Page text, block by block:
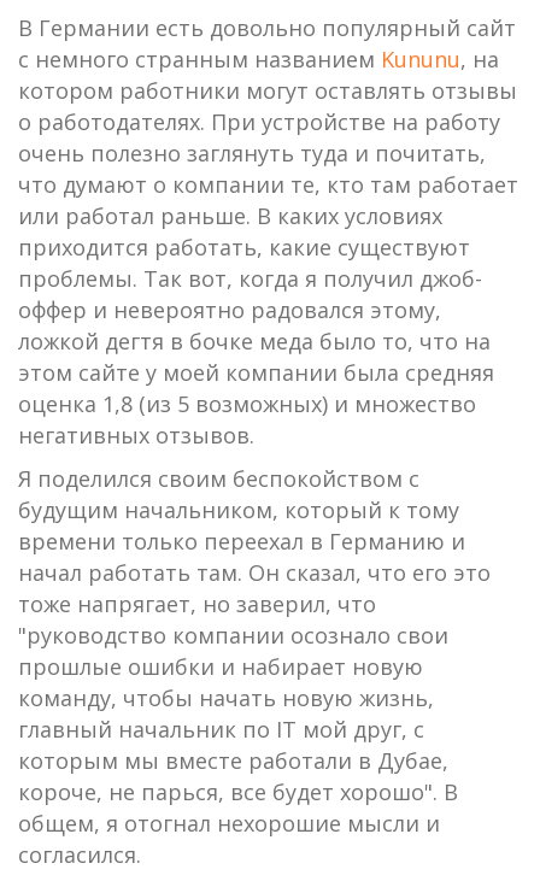
В Германии есть довольно популярный сайт
с немного странным названием Kununu, на
котором работники могут оставлять отзывы
о работодателях. При устройстве на работу
очень полезно заглянуть туда и почитать,
что думают о компании те, кто там работает
или работал раньше. В каких условиях
приходится работать, какие существуют
проблемы. Так вот, когда я получил джоб-
оффер и невероятно радовался этому,
ложкой дегтя в бочке меда было то, что на
этом сайте у моей компании была средняя
оценка 1,8 (из 5 возможных) и множество
негативных отзывов.
Я поделился своим беспокойством с
будущим начальником, который к тому
времени только переехал в Германию и
начал работать там. Он сказал, что его это
тоже напрягает, но заверил, что
"руководство компании осознало свои
прошлые ошибки и набирает новую
команду, чтобы начать новую жизнь,
главный начальник по IT мой друг, с
которым мы вместе работали в Дубае,
короче, не парься, все будет хорошо". В
общем, я отогнал нехорошие мысли и
согласился.